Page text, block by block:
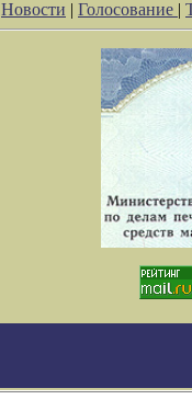
Новости | Голосование |